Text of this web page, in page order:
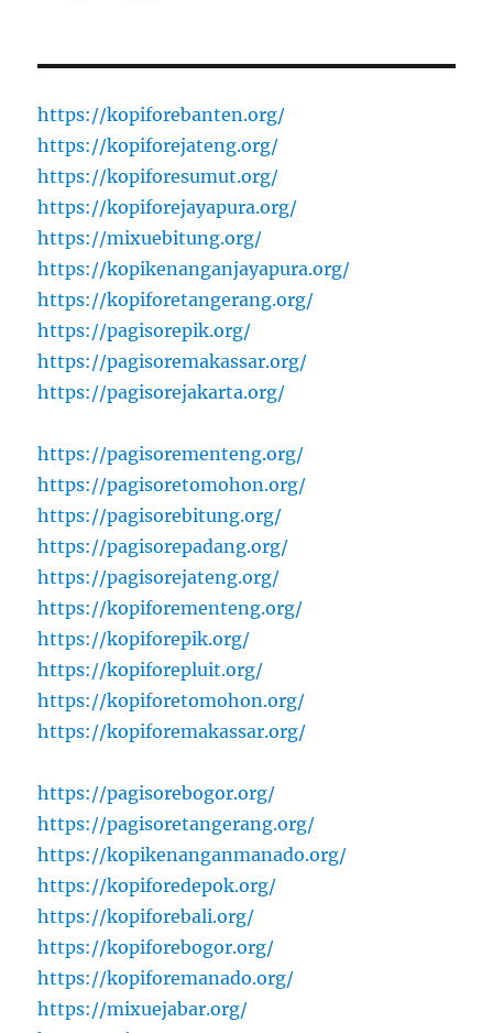
https://kopiforebanten.org/
https://kopiforejateng.org/
https://kopiforesumut.org/
https://kopiforejayapura.org/
https://mixuebitung.org/
https://kopikenanganjayapura.org/
https://kopiforetangerang.org/
https://pagisorepik.org/
https://pagisoremakassar.org/
https://pagisorejakarta.org/
https://pagisorementeng.org/
https://pagisoretomohon.org/
https://pagisorebitung.org/
https://pagisorepadang.org/
https://pagisorejateng.org/
https://kopiforementeng.org/
https://kopiforepik.org/
https://kopiforepluit.org/
https://kopiforetomohon.org/
https://kopiforemakassar.org/
https://pagisorebogor.org/
https://pagisoretangerang.org/
https://kopikenanganmanado.org/
https://kopiforedepok.org/
https://kopiforebali.org/
https://kopiforebogor.org/
https://kopiforemanado.org/
https://mixuejabar.org/